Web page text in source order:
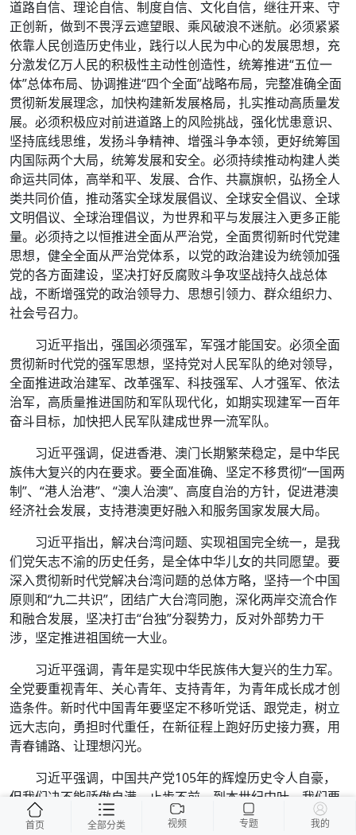
道路自信、理论自信、制度自信、文化自信，继往开来、守
正创新，做到不畏浮云遮望眼、乘风破浪不迷航。必须紧紧
依靠人民创造历史伟业，践行以人民为中心的发展思想，充
分激发亿万人民的积极性主动性创造性，统筹推进“五位一
体”总体布局、协调推进“四个全面”战略布局，完整准确全面
贯彻新发展理念，加快构建新发展格局，扎实推动高质量发
展。必须积极应对前进道路上的风险挑战，强化忧患意识、
坚持底线思维，发扬斗争精神、增强斗争本领，更好统筹国
内国际两个大局，统筹发展和安全。必须持续推动构建人类
命运共同体，高举和平、发展、合作、共赢旗帜，弘扬全人
类共同价值，推动落实全球发展倡议、全球安全倡议、全球
文明倡议、全球治理倡议，为世界和平与发展注入更多正能
量。必须持之以恒推进全面从严治党，全面贯彻新时代党建
思想，健全全面从严治党体系，以党的政治建设为统领加强
党的各方面建设，坚决打好反腐败斗争攻坚战持久战总体
战，不断增强党的政治领导力、思想引领力、群众组织力、
社会号召力。
习近平指出，强国必须强军，军强才能国安。必须全面
贯彻新时代党的强军思想，坚持党对人民军队的绝对领导，
全面推进政治建军、改革强军、科技强军、人才强军、依法
治军，高质量推进国防和军队现代化，如期实现建军一百年
奋斗目标，加快把人民军队建成世界一流军队。
习近平强调，促进香港、澳门长期繁荣稳定，是中华民
族伟大复兴的内在要求。要全面准确、坚定不移贯彻“一国两
制”、“港人治港”、“澳人治澳”、高度自治的方针，促进港澳
经济社会发展，支持港澳更好融入和服务国家发展大局。
习近平指出，解决台湾问题、实现祖国完全统一，是我
们党矢志不渝的历史任务，是全体中华儿女的共同愿望。要
深入贯彻新时代党解决台湾问题的总体方略，坚持一个中国
原则和“九二共识”，团结广大台湾同胞，深化两岸交流合作
和融合发展，坚决打击“台独”分裂势力，反对外部势力干
涉，坚定推进祖国统一大业。
习近平强调，青年是实现中华民族伟大复兴的生力军。
全党要重视青年、关心青年、支持青年，为青年成长成才创
造条件。新时代中国青年要坚定不移听党话、跟党走，树立
远大志向，勇担时代重任，在新征程上跑好历史接力赛，用
青春铺路、让理想闪光。
习近平强调，中国共产党105年的辉煌历史令人自豪，
但我们决不能骄傲自满、止步不前。到本世纪中叶，我们要
全面建成社会主义现代化强国、实现第二个百年奋斗目标。
首页 全部分类 视频 专题 我的